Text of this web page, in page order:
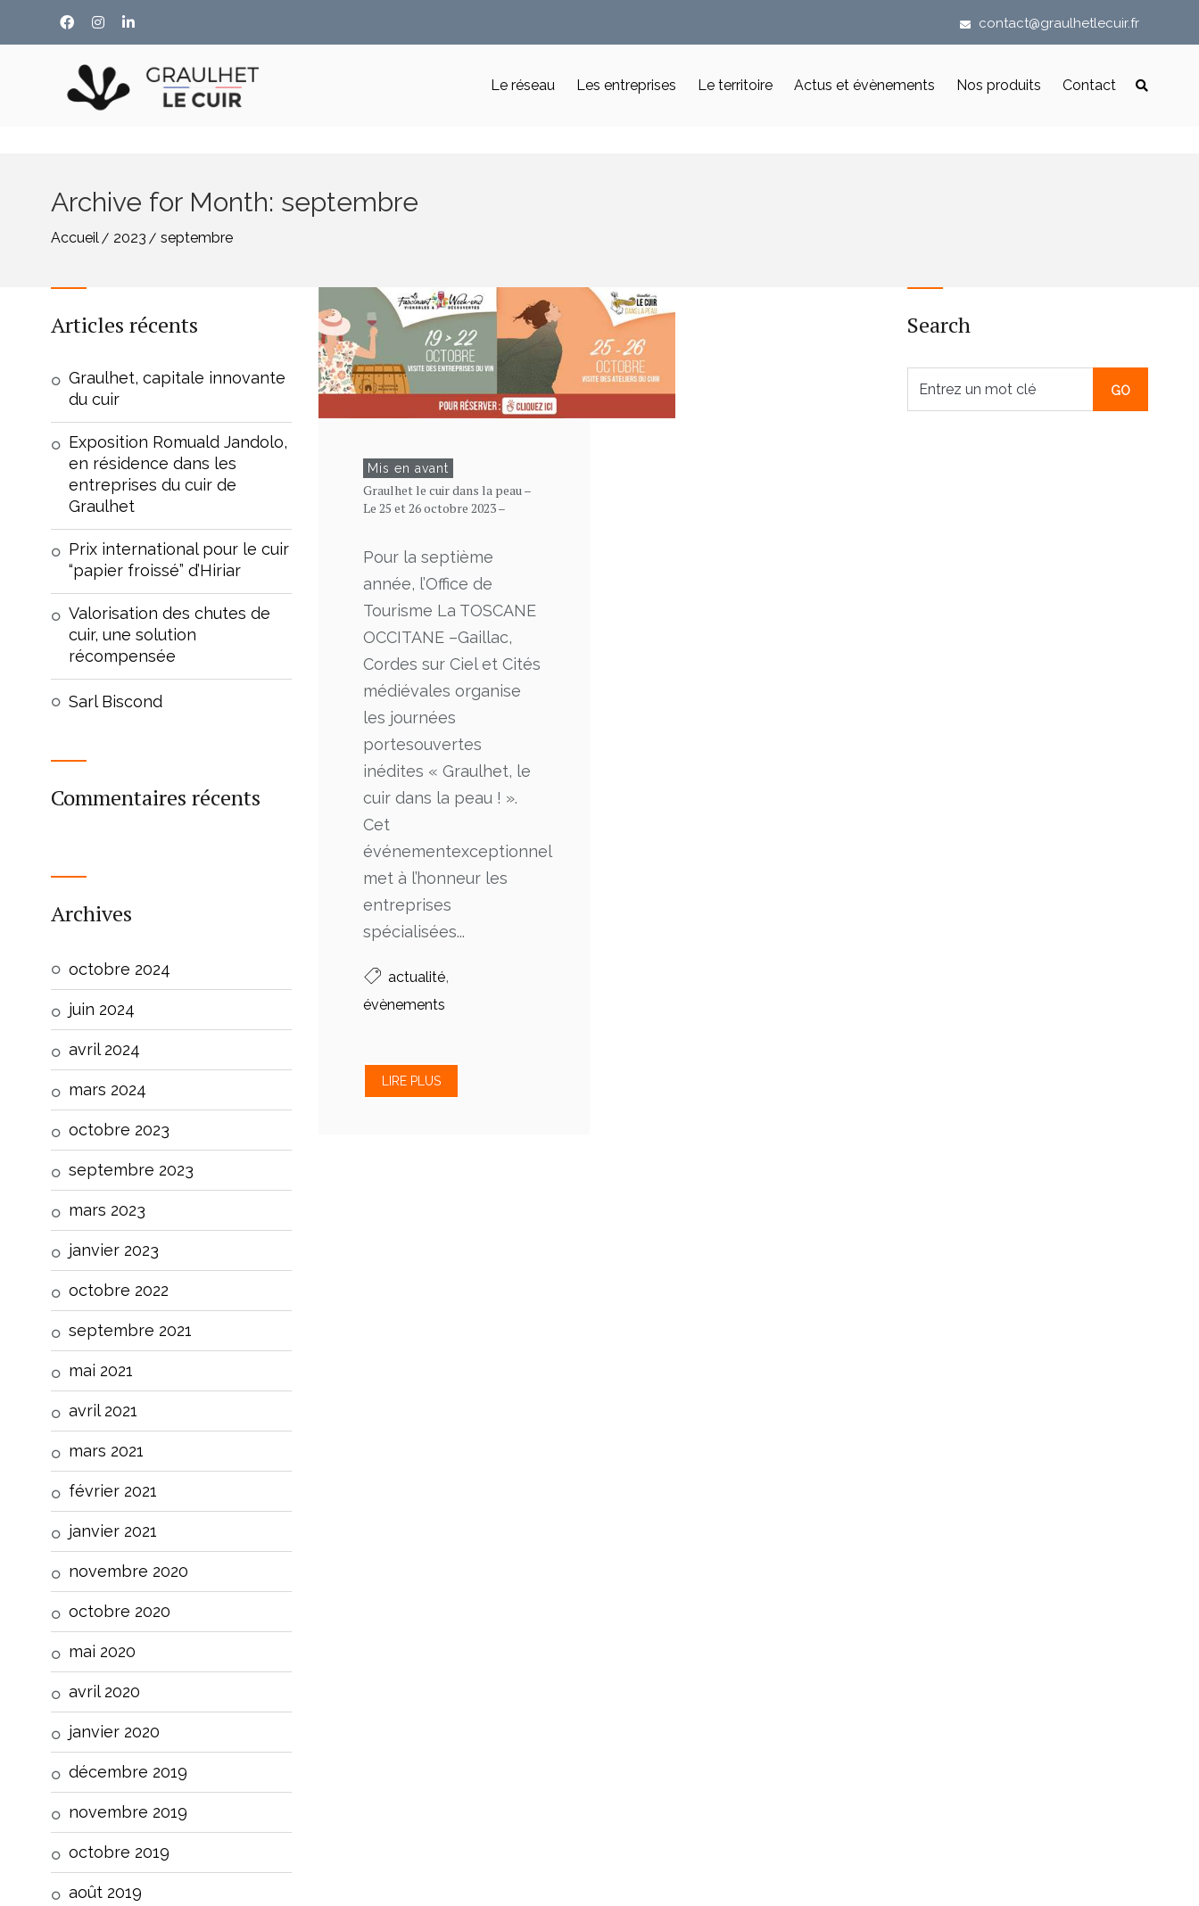
contact@graulhetlecuir.fr
Le réseau Les entreprises Le territoire Actus et évènements Nos produits Contact
Archive for Month: septembre
Accueil 2023 septembre
Articles récents
Graulhet, capitale innovante
du cuir
Exposition Romuald Jandolo,
en résidence dans les
entreprises du cuir de
Graulhet
Prix international pour le cuir
“papier froissé” d’Hiriar
Valorisation des chutes de
cuir, une solution
récompensée
Sarl Biscond
Commentaires récents
Archives
octobre 2024
juin 2024
avril 2024
mars 2024
octobre 2023
septembre 2023
mars 2023
janvier 2023
octobre 2022
septembre 2021
mai 2021
avril 2021
mars 2021
février 2021
janvier 2021
novembre 2020
octobre 2020
mai 2020
avril 2020
janvier 2020
décembre 2019
novembre 2019
octobre 2019
août 2019
Mis en avant
Graulhet le cuir dans la peau –
Le 25 et 26 octobre 2023 –
Pour la septième
année, l’Office de
Tourisme La TOSCANE
OCCITANE –Gaillac,
Cordes sur Ciel et Cités
médiévales organise
les journées
portesouvertes
inédites « Graulhet, le
cuir dans la peau ! ».
Cet
événementexceptionnel
met à l’honneur les
entreprises
spécialisées...
actualité,
évènements
LIRE PLUS
Search